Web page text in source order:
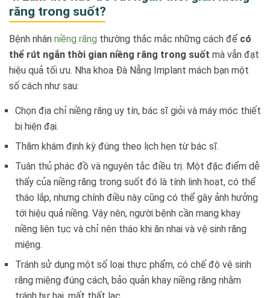
răng trong suốt?
Bệnh nhân niềng răng thường thắc mắc những cách để có
thể rút ngắn thời gian niềng răng trong suốt mà vẫn đạt
hiệu quả tối ưu. Nha khoa Đà Nẵng Implant mách bạn một
số cách như sau:
Chọn địa chỉ niềng răng uy tín, bác sĩ giỏi và máy móc thiết
bị hiện đại.
Thăm khám định kỳ đúng theo lịch hẹn từ bác sĩ.
Tuân thủ phác đồ và nguyên tắc điều trị. Một đặc điểm dễ
thấy của niềng răng trong suốt đó là tính linh hoạt, có thể
tháo lắp, nhưng chính điều này cũng có thể gây ảnh hưởng
tới hiệu quả niềng. Vậy nên, người bệnh cần mang khay
niềng liên tục và chỉ nên tháo khi ăn nhai và vệ sinh răng
miệng.
Tránh sử dụng một số loại thực phẩm, có chế độ vệ sinh
răng miệng đúng cách, bảo quản khay niềng răng nhằm